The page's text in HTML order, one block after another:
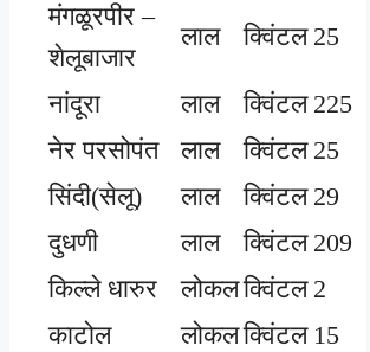
मंगळूरपीर –
शेलूबाजार
लाल क्विंटल 25
नांदूरा लाल क्विंटल 225
नेर परसोपंत
लाल क्विंटल 25
सिंदी(सेलू)
लाल क्विंटल 29
दुधणी
लाल क्विंटल 209
किल्ले धारुर
लोकलक्विंटल 2
काटोल
लोकलक्विंटल 15